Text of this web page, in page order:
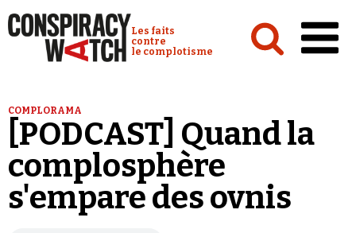
Conspiracy Watch :
Les faits
contre
le complotisme
Analyses
Conspipédia
Vidéos
COMPLORAMA
[PODCAST] Quand la
complosphère
s'empare des ovnis